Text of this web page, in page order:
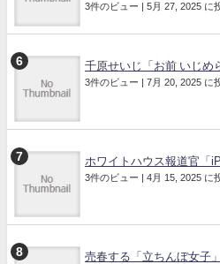
3件のビュー | 5月 27, 2025 に
千原せいじ「お前 いじめ
3件のビュー | 7月 20, 2025 に
ホワイトハウス報道官「
3件のビュー | 4月 15, 2025 に
売春する「立ちんぼ女子